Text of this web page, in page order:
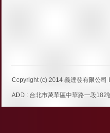
Copyright (c) 2014 義達發有限公司
ADD : 台北市萬華區中華路一段